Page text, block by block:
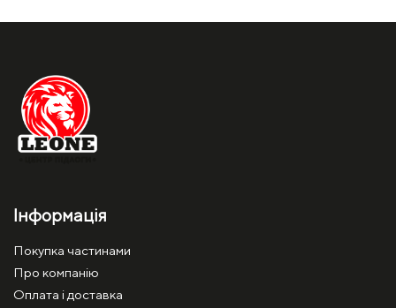
Інформація
Покупка частинами
Про компанію
Оплата і доставка